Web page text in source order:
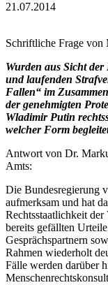
21.07.2014
Schriftliche Frage
Wurden aus Sicht der
und laufenden
Fallen“ im
der genehmigten
Wladimir Putin
welcher Form
Antwort von Dr.
Amts:
Die Bundesregierung
aufmerksam und hat
Rechtsstaatlichkeit
bereits gefällten
Gesprächspartnern
Rahmen wiederholt
Fälle werden darüber